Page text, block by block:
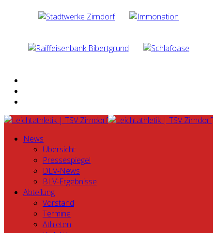
News
Übersicht
Pressespiegel
DLV-News
BLV-Ergebnisse
Abteilung
Vorstand
Termine
Athleten